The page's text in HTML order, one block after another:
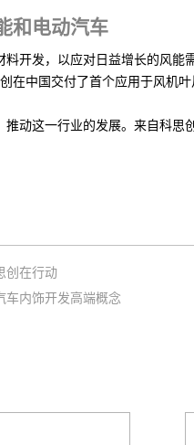
和电动汽车
开发，以应对日益增长的风
在中国交付了首个应用于风机叶
动这一行业的发展。来自科
创在行动
车内饰开发高端概念